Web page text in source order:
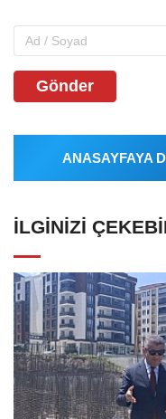
Gönder
ANASAYFAYA
İLGINIZI